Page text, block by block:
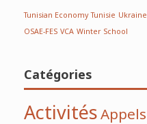
Tunisian EconomyTunisie Ukraine
OSAE-FESVCAWinter School
Catégories
ActivitésAppels